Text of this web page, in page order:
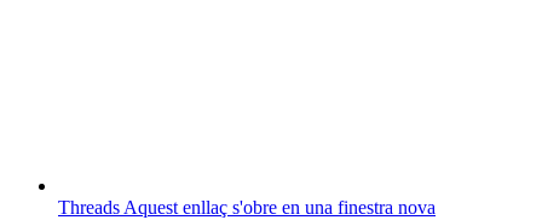
ThreadsAquest enllaç s'obre en una finestra nova